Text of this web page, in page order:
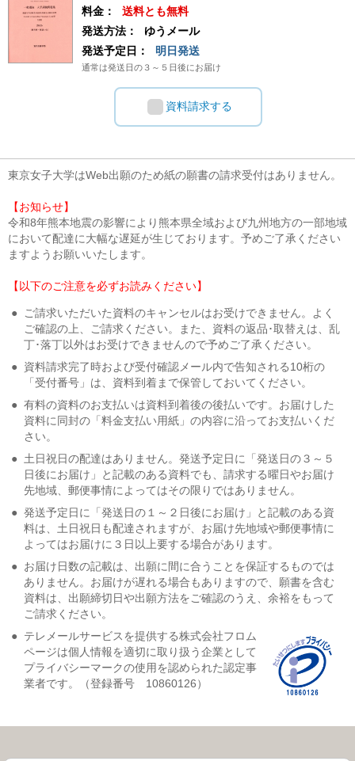
料金：
送料とも無料
発送方法：
ゆうメール
発送予定日：
明日発送
通常は発送日の３～５日後にお届け
資料請求する
東京女子大学はWeb出願のため紙の願書の請求受付はありません。
【お知らせ】
令和8年熊本地震の影響により熊本県全域および九州地方の一部地域
において配達に大幅な遅延が生じております。予めご了承ください
ますようお願いいたします。
【以下のご注意を必ずお読みください】
●
ご請求いただいた資料のキャンセルはお受けできません。よく
ご確認の上、ご請求ください。また、資料の返品･取替えは、乱
丁･落丁以外はお受けできませんので予めご了承ください。
● 資料請求完了時および受付確認メール内で告知される10桁の
「受付番号」は、資料到着まで保管しておいてください。
● 有料の資料のお支払いは資料到着後の後払いです。お届けした
資料に同封の「料金支払い用紙」の内容に沿ってお支払いくだ
さい。
● 土日祝日の配達はありません。発送予定日に「発送日の３～５
日後にお届け」と記載のある資料でも、請求する曜日やお届け
先地域、郵便事情によってはその限りではありません。
● 発送予定日に「発送日の１～２日後にお届け」と記載のある資
料は、土日祝日も配達されますが、お届け先地域や郵便事情に
よってはお届けに３日以上要する場合があります。
● お届け日数の記載は、出願に間に合うことを保証するものでは
ありません。お届けが遅れる場合もありますので、願書を含む
資料は、出願締切日や出願方法をご確認のうえ、余裕をもって
ご請求ください。
● テレメールサービスを提供する株式会社フロム
ページは個人情報を適切に取り扱う企業として
プライバシーマークの使用を認められた認定事
業者です。（登録番号 10860126）